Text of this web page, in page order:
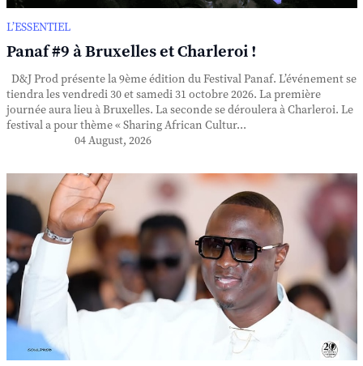
L’ESSENTIEL
Panaf #9 à Bruxelles et Charleroi !
D&J Prod présente la 9ème édition du Festival Panaf. L’événement se
tiendra les vendredi 30 et samedi 31 octobre 2026. La première
journée aura lieu à Bruxelles. La seconde se déroulera à Charleroi. Le
festival a pour thème « Sharing African Cultur...
04 August, 2026